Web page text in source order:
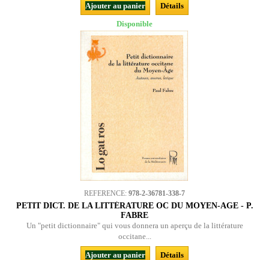
Ajouter au panier
Détails
Disponible
REFERENCE: 978-2-36781-338-7
PETIT DICT. DE LA LITTÉRATURE OC DU MOYEN-AGE - P.
FABRE
Un "petit dictionnaire" qui vous donnera un aperçu de la littérature
occitane...
Ajouter au panier
Détails